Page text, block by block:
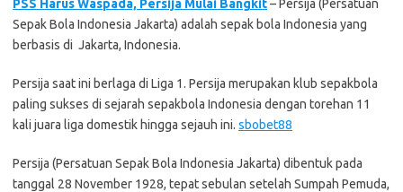
PSS Harus Waspada, Persija Mulai Bangkit– Persija (Persatuan
Sepak Bola Indonesia Jakarta) adalah sepak bola Indonesia yang
berbasis di Jakarta, Indonesia.
Persija saat ini berlaga di Liga 1. Persija merupakan klub sepakbola
paling sukses di sejarah sepakbola Indonesia dengan torehan 11
kali juara liga domestik hingga sejauh ini. sbobet88
Persija (Persatuan Sepak Bola Indonesia Jakarta) dibentuk pada
tanggal 28 November 1928, tepat sebulan setelah Sumpah Pemuda,